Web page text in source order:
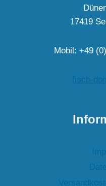
17419
Mobil: +49
fisch-